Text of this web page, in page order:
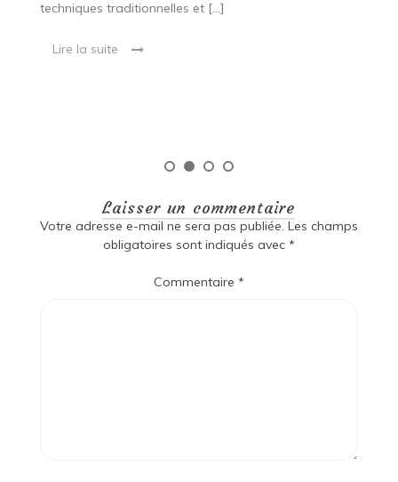
techniques traditionnelles et […]
Lire la suite
Laisser un commentaire
Votre adresse e-mail ne sera pas publiée. Les champs
obligatoires sont indiqués avec *
Commentaire *